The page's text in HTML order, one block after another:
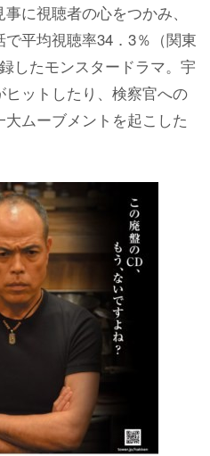
に視聴者の心をつかみ、
平均視聴率34．3％（関東
したモンスタードラマ。宇
ットしたり、検察官への
ムーブメントを起こした